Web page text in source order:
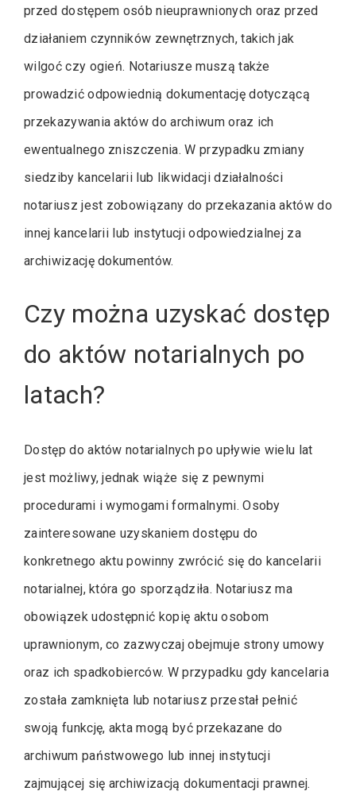
przed dostępem osób nieuprawnionych oraz przed
działaniem czynników zewnętrznych, takich jak
wilgoć czy ogień. Notariusze muszą także
prowadzić odpowiednią dokumentację dotyczącą
przekazywania aktów do archiwum oraz ich
ewentualnego zniszczenia. W przypadku zmiany
siedziby kancelarii lub likwidacji działalności
notariusz jest zobowiązany do przekazania aktów do
innej kancelarii lub instytucji odpowiedzialnej za
archiwizację dokumentów.
Czy można uzyskać dostęp
do aktów notarialnych po
latach?
Dostęp do aktów notarialnych po upływie wielu lat
jest możliwy, jednak wiąże się z pewnymi
procedurami i wymogami formalnymi. Osoby
zainteresowane uzyskaniem dostępu do
konkretnego aktu powinny zwrócić się do kancelarii
notarialnej, która go sporządziła. Notariusz ma
obowiązek udostępnić kopię aktu osobom
uprawnionym, co zazwyczaj obejmuje strony umowy
oraz ich spadkobierców. W przypadku gdy kancelaria
została zamknięta lub notariusz przestał pełnić
swoją funkcję, akta mogą być przekazane do
archiwum państwowego lub innej instytucji
zajmującej się archiwizacją dokumentacji prawnej.